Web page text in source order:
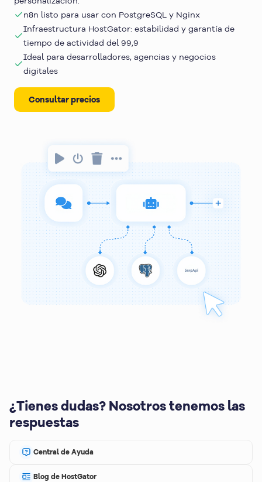
n8n listo para usar con PostgreSQL y Nginx
Infraestructura HostGator: estabilidad y garantía de
tiempo de actividad del 99,9
Ideal para desarrolladores, agencias y negocios
digitales
Consultar precios
¿Tienes dudas? Nosotros tenemos las
respuestas
Central de Ayuda
Blog de HostGator
¿Necesitas ayuda para
elegir
Habla con nuestro equipo y te ayudaremos a
encontrar la mejor opción para tu proyecto.